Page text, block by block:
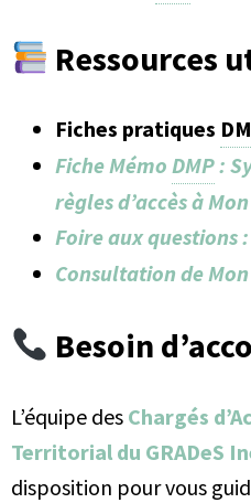
Ressources
Fiches pratiques
Fiche Mémo DMP:
règles d’accès à
Foire aux questions
Consultation de
Besoin
L’équipe des Chargés
Territorial du GRADeS
disposition pour vous